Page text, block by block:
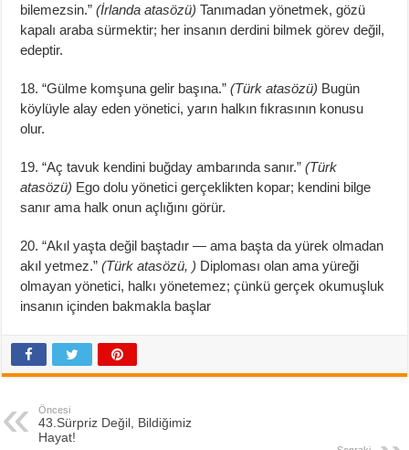
bilemezsin.” (İrlanda atasözü) Tanımadan yönetmek, gözü
kapalı araba sürmektir; her insanın derdini bilmek görev değil,
edeptir.
18. “Gülme komşuna gelir başına.” (Türk atasözü) Bugün
köylüyle alay eden yönetici, yarın halkın fıkrasının konusu
olur.
19. “Aç tavuk kendini buğday ambarında sanır.” (Türk
atasözü) Ego dolu yönetici gerçeklikten kopar; kendini bilge
sanır ama halk onun açlığını görür.
20. “Akıl yaşta değil baştadır — ama başta da yürek olmadan
akıl yetmez.” (Türk atasözü, ) Diploması olan ama yüreği
olmayan yönetici, halkı yönetemez; çünkü gerçek okumuşluk
insanın içinden bakmakla başlar
Öncesi
43.Sürpriz Değil, Bildiğimiz
Hayat!